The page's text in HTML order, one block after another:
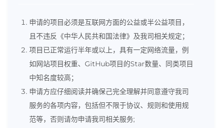
申请的项目必须是互联网方面的公益或半公益项目，
且不违反《中华人民共和国法律》及我司相关规定；
项目已正常运行半年或以上，具有一定网络流量，例
如网站项目权重、GitHub项目的Star数量、同类项目
中知名度较高；
申请方应仔细阅读并确保己完全理解并同意遵守我司
服务的各项内容，包括但不限于协议、规则和使用规
范等，否则请勿申请我司相关服务;